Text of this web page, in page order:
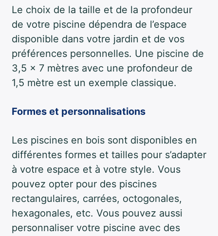
Le choix de la taille et de la profondeur
de votre piscine dépendra de l’espace
disponible dans votre jardin et de vos
préférences personnelles. Une piscine de
3,5 x 7 mètres avec une profondeur de
1,5 mètre est un exemple classique.
Formes et personnalisations
Les piscines en bois sont disponibles en
différentes formes et tailles pour s’adapter
à votre espace et à votre style. Vous
pouvez opter pour des piscines
rectangulaires, carrées, octogonales,
hexagonales, etc. Vous pouvez aussi
personnaliser votre piscine avec des